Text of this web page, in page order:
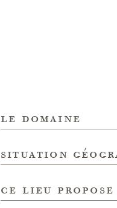
le domaine
situation
ce lieu propose